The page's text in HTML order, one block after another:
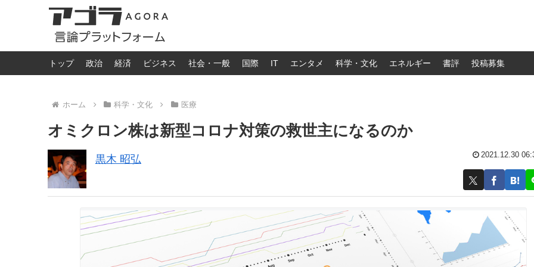
トップ 政治 経済 ビジネス 社会・一般 国際 IT エンタメ 科学・文化 エネルギー 書評 投稿募集
ホーム 科学・文化 医療
オミクロン株は新型コロナ対策の救世主になるのか
黒木 昭弘 2021.12.30